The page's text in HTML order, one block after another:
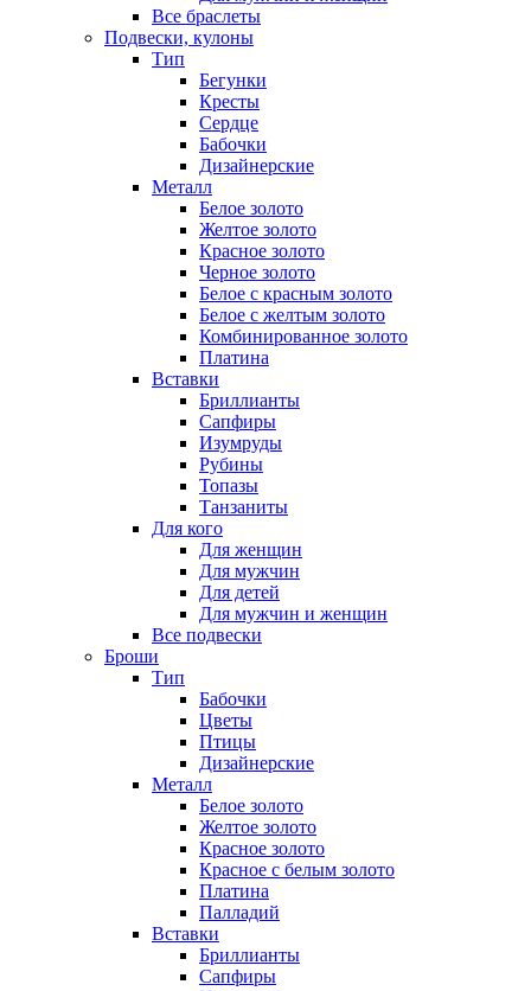
Все браслеты
Подвески, кулоны
Тип
Бегунки
Кресты
Сердце
Бабочки
Дизайнерские
Металл
Белое золото
Желтое золото
Красное золото
Черное золото
Белое с красным золото
Белое с желтым золото
Комбинированное золото
Платина
Вставки
Бриллианты
Сапфиры
Изумруды
Рубины
Топазы
Танзаниты
Для кого
Для женщин
Для мужчин
Для детей
Для мужчин и женщин
Все подвески
Броши
Тип
Бабочки
Цветы
Птицы
Дизайнерские
Металл
Белое золото
Желтое золото
Красное золото
Красное с белым золото
Платина
Палладий
Вставки
Бриллианты
Сапфиры